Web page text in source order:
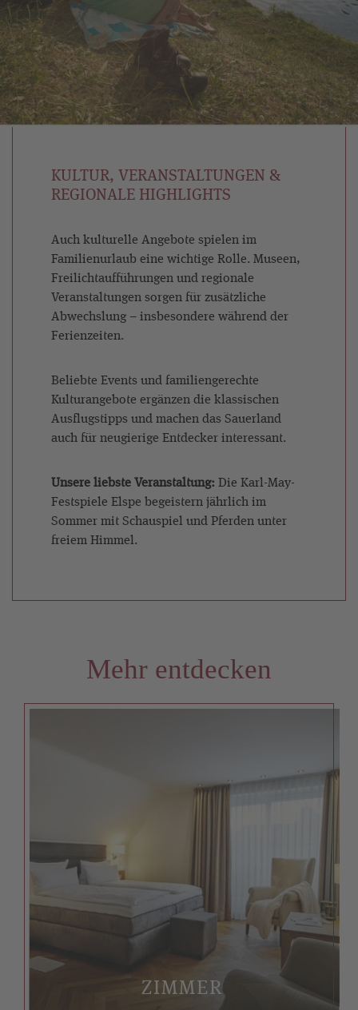
KULTUR, VERANSTALTUNGEN &
REGIONALE HIGHLIGHTS
Auch kulturelle Angebote spielen im
Familienurlaub eine wichtige Rolle. Museen,
Freilichtaufführungen und regionale
Veranstaltungen sorgen für zusätzliche
Abwechslung – insbesondere während der
Ferienzeiten.
Beliebte Events und familiengerechte
Kulturangebote ergänzen die klassischen
Ausflugstipps und machen das Sauerland
auch für neugierige Entdecker interessant.
Unsere liebste Veranstaltung: Die Karl-May-
Festspiele Elspe begeistern jährlich im
Sommer mit Schauspiel und Pferden unter
freiem Himmel.
Mehr entdecken
ZIMMER